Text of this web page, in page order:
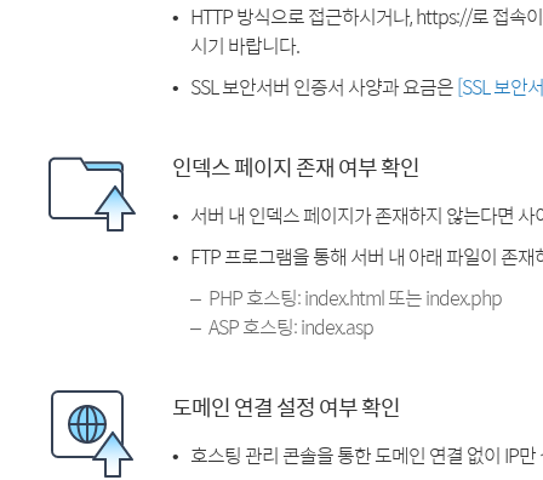
HTTP 방식으로 접근하시거나, https://로 접속
시기 바랍니다.
SSL 보안서버 인증서 사양과 요금은[SSL 보안
인덱스 페이지 존재 여부 확인
서버 내 인덱스 페이지가 존재하지 않는다면
FTP 프로그램을 통해 서버 내 아래 파일이 존
PHP 호스팅: index.html 또는 index.php
ASP 호스팅: index.asp
도메인 연결 설정 여부 확인
호스팅 관리 콘솔을 통한 도메인 연결 없이 IP